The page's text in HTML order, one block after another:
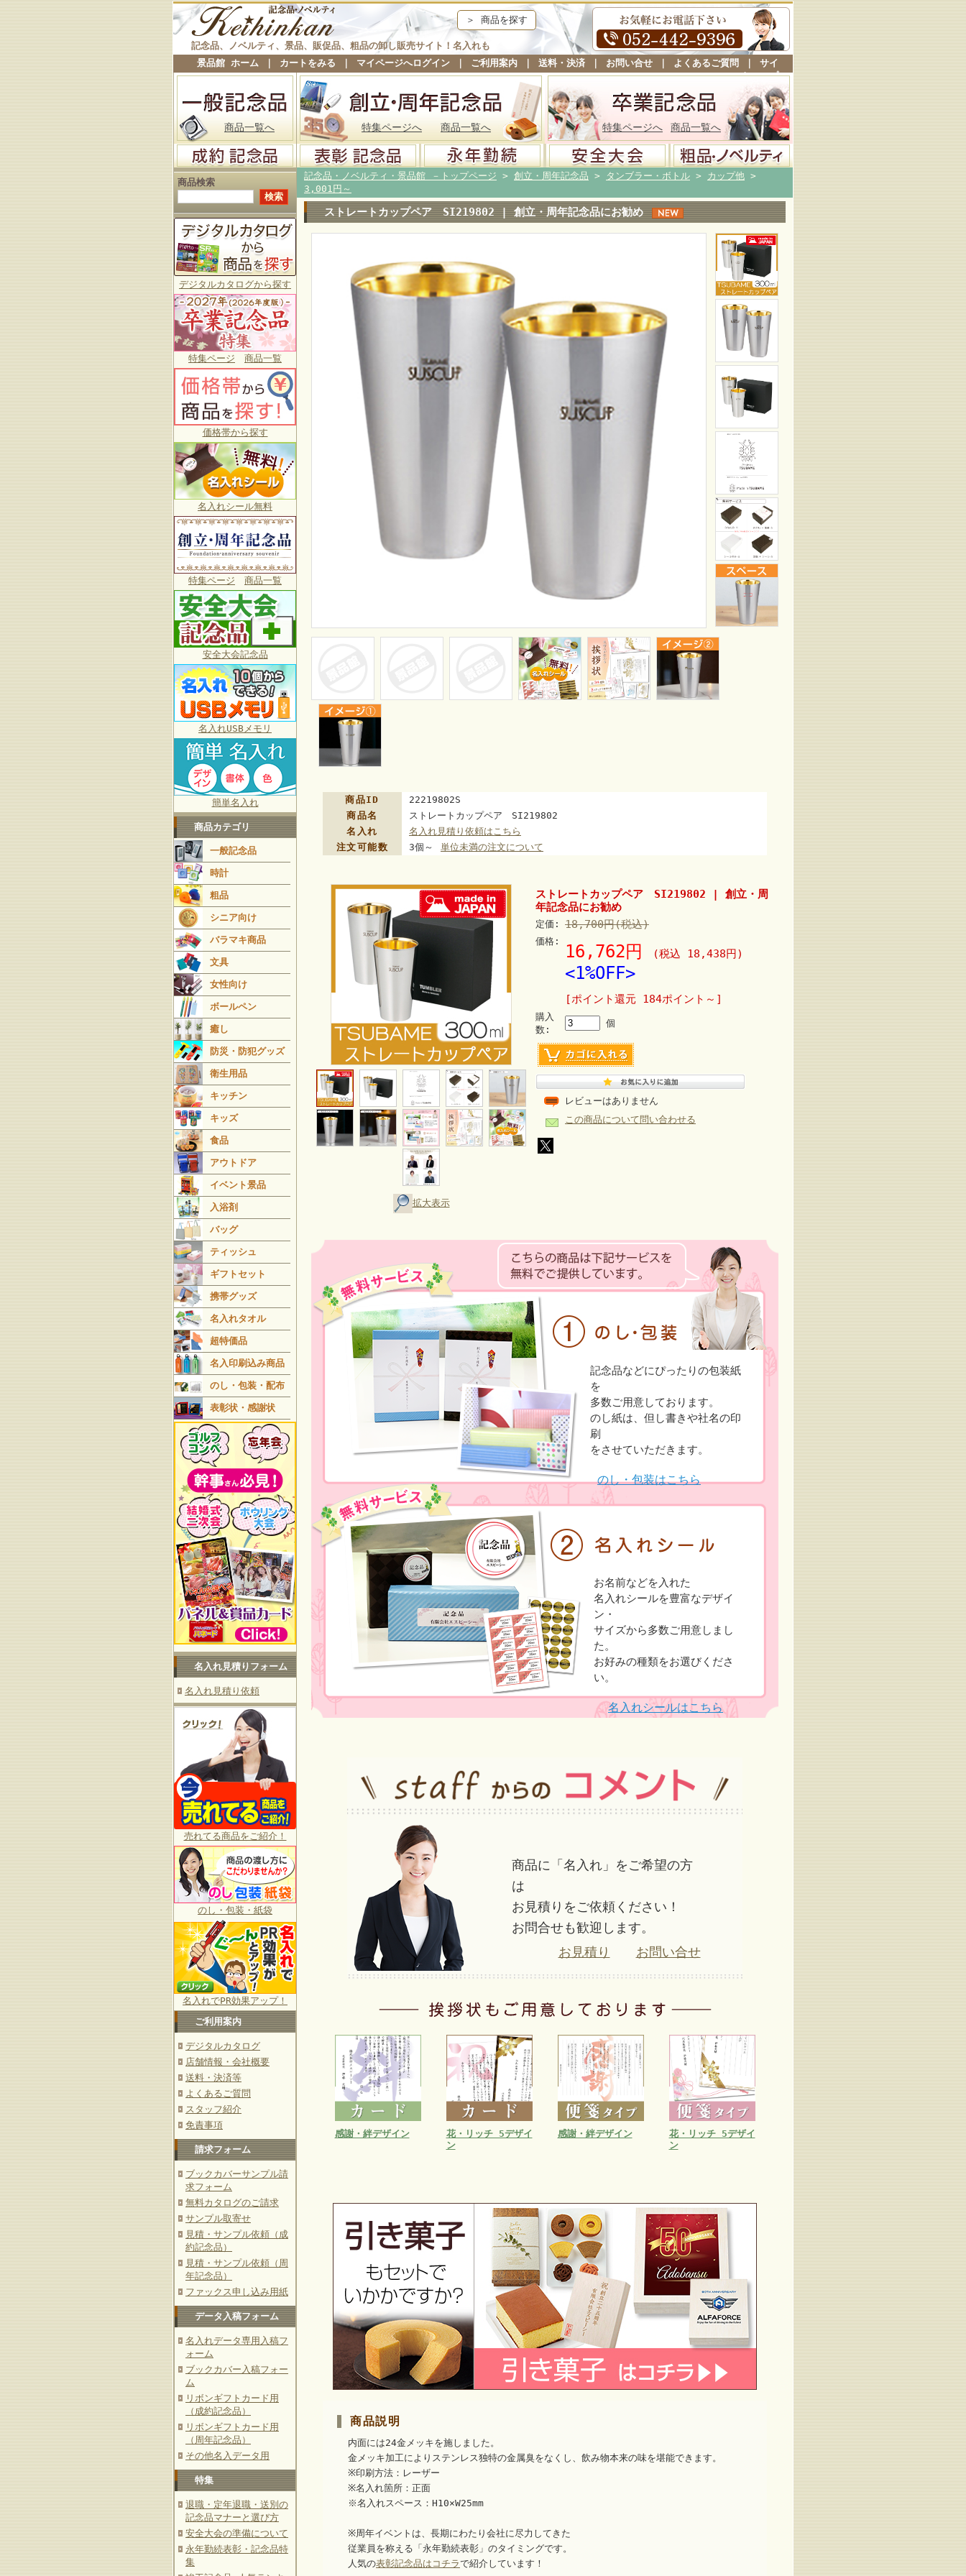
＞ 商品を探す
記念品、ノベルティ、景品、販促品、粗品の卸し販売サイト！名入れも
景品館 ホーム
カートをみる マイページへログイン ご利用案内 送料・決済 お問い合せ よくあるご質問
サイ
トマップ
商品一覧へ
商品検索
デジタルカタログから探す
特集ページ 商品一覧
価格帯から探す
名入れシール無料
特集ページ 商品一覧
安全大会記念品
名入れUSBメモリ
簡単名入れ
商品カテゴリ
一般記念品
時計
粗品
シニア向け
バラマキ商品
文具
女性向け
ボールペン
癒し
防災・防犯グッズ
衛生用品
キッチン
キッズ
食品
アウトドア
イベント景品
入浴剤
バッグ
ティッシュ
ギフトセット
携帯グッズ
名入れタオル
超特価品
名入印刷込み商品
のし・包装・配布
表彰状・感謝状
名入れ見積りフォーム
名入れ見積り依頼
売れてる商品をご紹介！
のし・包装・紙袋
名入れでPR効果アップ！
ご利用案内
デジタルカタログ
店舗情報・会社概要
送料・決済等
よくあるご質問
スタッフ紹介
免責事項
請求フォーム
ブックカバーサンプル請
求フォーム
無料カタログのご請求
サンプル取寄せ
見積・サンプル依頼（成
約記念品）
見積・サンプル依頼（周
年記念品）
ファックス申し込み用紙
データ入稿フォーム
名入れデータ専用入稿フ
ォーム
ブックカバー入稿フォー
ム
リボンギフトカード用
（成約記念品）
リボンギフトカード用
（周年記念品）
その他名入データ用
特集
退職・定年退職・送別の
記念品マナーと選び方
安全大会の準備について
永年勤続表彰・記念品特
集
特集ページへ 商品一覧へ 特集ページへ 商品一覧へ
記念品・ノベルティ・景品館 －トップページ > 創立・周年記念品 > タンブラー・ボトル > カップ他 >
3,001円～
ストレートカップペア SI219802 | 創立・周年記念品にお勧め
商品ID
22219802S
商品名
ストレートカップペア SI219802
名入れ
名入れ見積り依頼はこちら
注文可能数
3個～ 単位未満の注文について
拡大表示
ストレートカップペア SI219802 | 創立・周
年記念品にお勧め
定価: 18,700円(税込)
価格:
16,762円 (税込 18,438円)
<1%OFF>
[ポイント還元 184ポイント～]
購入
数:
個
レビューはありません
この商品について問い合わせる
記念品などにぴったりの包装紙
を
多数ご用意しております。
のし紙は、但し書きや社名の印
刷
をさせていただきます。
のし・包装はこちら
お名前などを入れた
名入れシールを豊富なデザイ
ン・
サイズから多数ご用意しまし
た。
お好みの種類をお選びくださ
い。
名入れシールはこちら
商品に「名入れ」をご希望の方
は
お見積りをご依頼ください！
お問合せも歓迎します。
お見積り
お問い合せ
感謝・絆デザイン
花・リッチ 5デザイ
ン
感謝・絆デザイン
花・リッチ 5デザイ
ン
商品説明
内面には24金メッキを施しました。
金メッキ加工によりステンレス独特の金属臭をなくし、飲み物本来の味を堪能できます。
※印刷方法：レーザー
※名入れ箇所：正面
※名入れスペース：H10×W25mm
※周年イベントは、長期にわたり会社に尽力してきた
従業員を称える「永年勤続表彰」のタイミングです。
人気の表彰記念品はコチラで紹介しています！